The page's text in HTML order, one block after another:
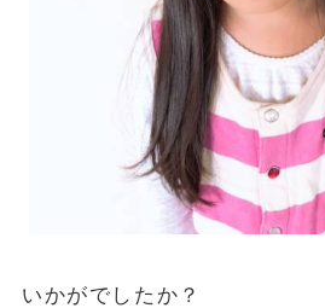
いかがでしたか？